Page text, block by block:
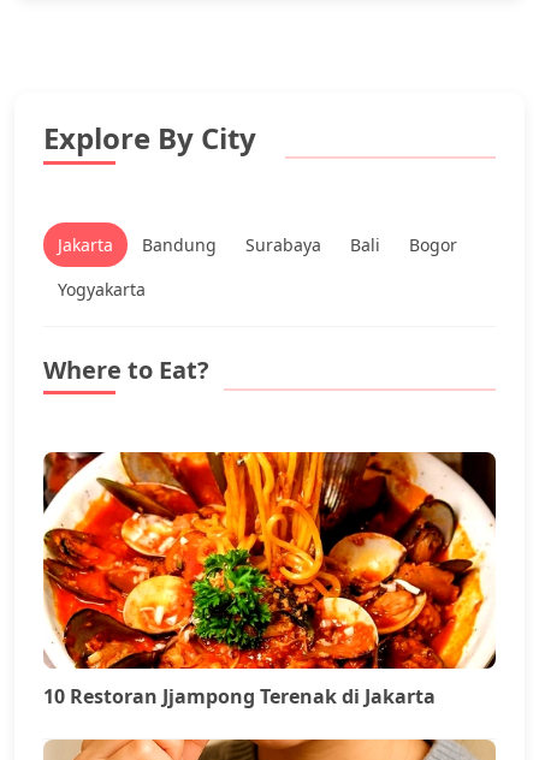
Explore By City
Jakarta Bandung Surabaya Bali
Bogor
Yogyakarta
Where to Eat?
10 Restoran Jjampong Terenak di Jakarta